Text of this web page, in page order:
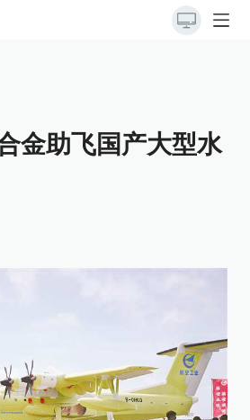
金助飞国产大型水